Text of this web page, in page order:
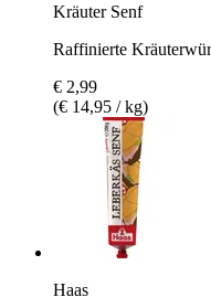
Kräuter Senf
Raffinierte
€ 2,99
(€ 14,95 / kg)
Haas